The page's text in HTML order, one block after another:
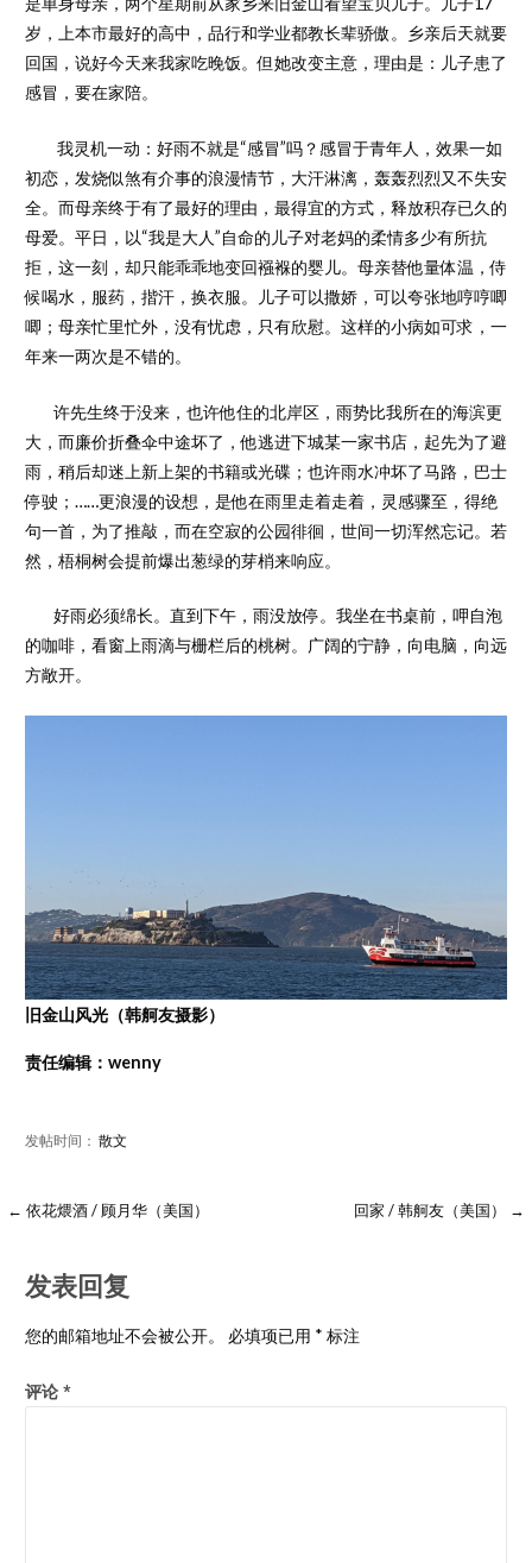
岁，上本市最好的高中，品行和学业都教长辈骄傲。乡亲后天就要
回国，说好今天来我家吃晚饭。但她改变主意，理由是：儿子患了
感冒，要在家陪。
我灵机一动：好雨不就是“感冒”吗？感冒于青年人，效果一如
初恋，发烧似煞有介事的浪漫情节，大汗淋漓，轰轰烈烈又不失安
全。而母亲终于有了最好的理由，最得宜的方式，释放积存已久的
母爱。平日，以“我是大人”自命的儿子对老妈的柔情多少有所抗
拒，这一刻，却只能乖乖地变回襁褓的婴儿。母亲替他量体温，侍
候喝水，服药，揩汗，换衣服。儿子可以撒娇，可以夸张地哼哼唧
唧；母亲忙里忙外，没有忧虑，只有欣慰。这样的小病如可求，一
年来一两次是不错的。
许先生终于没来，也许他住的北岸区，雨势比我所在的海滨更
大，而廉价折叠伞中途坏了，他逃进下城某一家书店，起先为了避
雨，稍后却迷上新上架的书籍或光碟；也许雨水冲坏了马路，巴士
停驶；……更浪漫的设想，是他在雨里走着走着，灵感骤至，得绝
句一首，为了推敲，而在空寂的公园徘徊，世间一切浑然忘记。若
然，梧桐树会提前爆出葱绿的芽梢来响应。
好雨必须绵长。直到下午，雨没放停。我坐在书桌前，呷自泡
的咖啡，看窗上雨滴与栅栏后的桃树。广阔的宁静，向电脑，向远
方敞开。
旧金山风光（韩舸友摄影）
责任编辑：wenny
发帖时间： 散文
← 依花煨酒 / 顾月华（美国） 回家 / 韩舸友（美国） →
发表回复
您的邮箱地址不会被公开。 必填项已用 * 标注
评论 *